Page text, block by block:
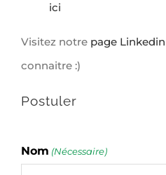
ici
Visitez notre page Linkedin
connaitre :)
Postuler
Nom (Nécessaire)